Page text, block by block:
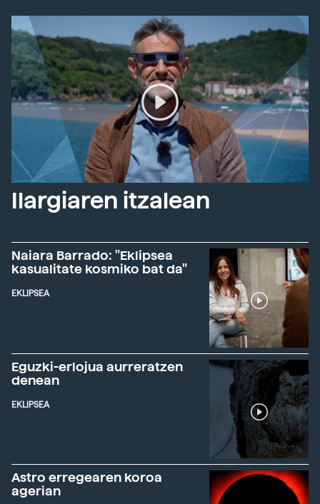
Ilargiaren itzalean
Naiara Barrado: "Eklipsea
kasualitate kosmiko bat da"
EKLIPSEA
Eguzki-erlojua aurreratzen
denean
EKLIPSEA
Astro erregearen koroa
agerian